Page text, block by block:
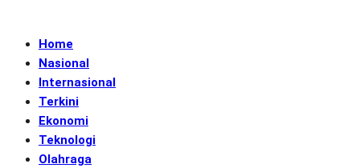
Home
Nasional
Internasional
Terkini
Ekonomi
Teknologi
Olahraga